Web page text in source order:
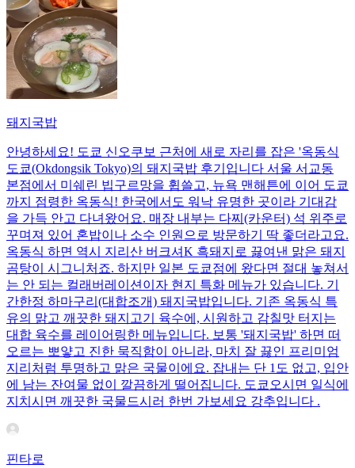
돼지국밥
안녕하세요! 도쿄 신오쿠보 근처에 새로 자리를 잡은 '옥동식
도쿄(Okdongsik Tokyo)의 돼지국밥 후기입니다 서울 서교동
본점에서 미쉐린 빕구르망을 휩쓸고, 뉴욕 맨해튼에 이어 도쿄
까지 점령한 옥동식! 한국에서도 워낙 유명한 곳이라 기대감
을 가득 안고 다녀왔어요. 매장 내부는 다찌(카운터) 석 위주로
꾸며져 있어 혼밥이나 소수 인원으로 방문하기 딱 좋더라고요.
옥동식 하면 역시 지리산 버크셔K 흑돼지로 끓여낸 맑은 돼지
곰탕이 시그니처죠. 하지만 일본 도쿄점에 왔다면 절대 놓쳐서
는 안 되는 컬래버레이션이자 현지 특화 메뉴가 있습니다. 기
간한정 하마구리(대합조개) 돼지국밥입니다. 기존 옥동식 특
유의 맑고 깨끗한 돼지고기 육수에, 시원하고 감칠맛 터지는
대합 육수를 레이어링한 메뉴입니다. 보통 '돼지국밥' 하면 떠
오르는 뽀얗고 진한 묵직함이 아니라, 마치 잘 끓인 프리미엄
지리처럼 투명하고 맑은 국물이에요. 잡내는 단 1도 없고, 입안
에 남는 잔여물 없이 깔끔하게 떨어집니다. 도쿄오시면 일식에
지치시면 깨끗한 국물드시러 한번 가보세요 강추입니다 .
핀타로